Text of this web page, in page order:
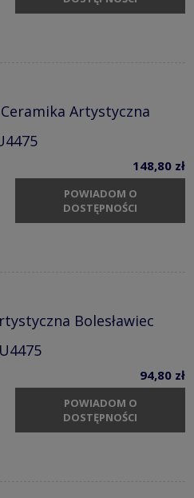
Artystyczna
148,80 zł
POWIADOM O
DOSTĘPNOŚCI
Bolesławiec
94,80 zł
POWIADOM O
DOSTĘPNOŚCI